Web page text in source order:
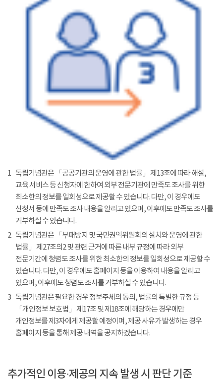
1 독립기념관은 「공공기관의 운영에 관한 법률」 제13조에 따라 해설,
교육 서비스 등 신청자에 한하여 외부 전문기관에 만족도 조사를 위한
최소한의 정보를 일회성으로 제공할 수 있습니다. 다만, 이 경우에도
신청서 등에 만족도 조사 내용을 알리고 있으며, 이후에도 만족도 조사를
거부하실 수 있습니다.
2 독립기념관은 「부패방지 및 국민권익위원회의 설치와 운영에 관한
법률」 제27조의2 및 관련 근거에 따른 내부 규정에 따라 외부
전문기간에 청렴도 조사를 위한 최소한의 정보를 일회성으로 제공할 수
있습니다. 다만, 이 경우에도 홈페이지 등을 이용하여 내용을 알리고
있으며, 이후에도 청렴도 조사를 거부하실 수 있습니다.
3 독립기념관은 필요한 경우 정보주체의 동의, 법률의 특별한 규정 등
「개인정보 보호법」 제17조 및 제18조에 해당하는 경우에만
개인정보를 제3자에게 제공할 예정이며, 제공 사유가 발생하는 경우
홈페이지 등을 통해 제공 내역을 공지하겠습니다.
추가적인 이용·제공의 지속 발생 시 판단 기준